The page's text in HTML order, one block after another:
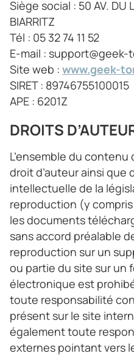
Siège social : 50 AV. DU
BIARRITZ
Tél : 05 32 74 11 52
E-mail :
Site web : www.geek-
SIRET : 89746755100015
APE : 6201Z
DROITS
L’ensemble du
droit d’auteur ainsi que
intellectuelle de la
reproduction (y
les documents
sans accord préalable
reproduction sur un
ou partie du site sur un
électronique est
toute responsabilité
présent sur le site
également toute
externes pointant vers